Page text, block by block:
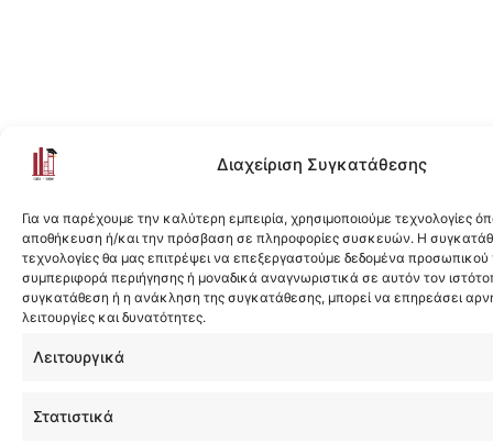
Διαχείριση Συγκατάθεσης
Για να παρέχουμε την καλύτερη εμπειρία, χρησιμοποιούμε τεχνολογίες
αποθήκευση ή/και την πρόσβαση σε πληροφορίες συσκευών. Η
τεχνολογίες θα μας επιτρέψει να επεξεργαστούμε δεδομένα
συμπεριφορά περιήγησης ή μοναδικά αναγνωριστικά σε αυτόν τον
συγκατάθεση ή η ανάκληση της συγκατάθεσης, μπορεί να επηρεάσει
λειτουργίες και δυνατότητες.
Λειτουργικά
Στατιστικά